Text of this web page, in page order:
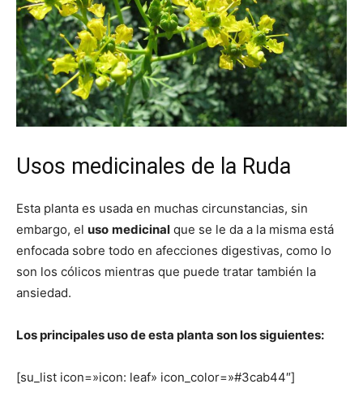
Usos medicinales de la Ruda
Esta planta es usada en muchas circunstancias, sin
embargo, el uso medicinal que se le da a la misma está
enfocada sobre todo en afecciones digestivas, como lo
son los cólicos mientras que puede tratar también la
ansiedad.
Los principales uso de esta planta son los siguientes:
[su_list icon=»icon: leaf» icon_color=»#3cab44″]